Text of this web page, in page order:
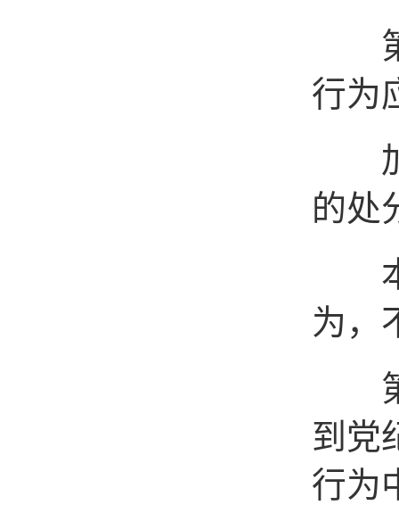
第
行为
加
的处
本
为，
第
到党
行为